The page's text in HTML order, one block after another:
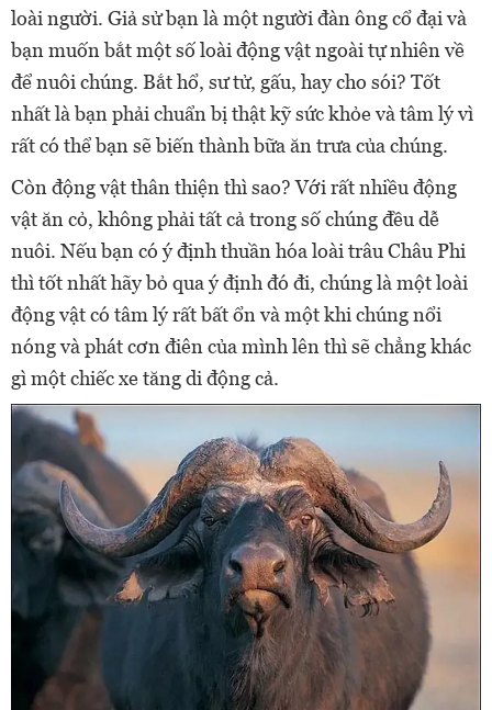
loài người. Giả sử bạn là một người đàn ông cổ đại và
bạn muốn bắt một số loài động vật ngoài tự nhiên về
để nuôi chúng. Bắt hổ, sư tử, gấu, hay cho sói? Tốt
nhất là bạn phải chuẩn bị thật kỹ sức khỏe và tâm lý vì
rất có thể bạn sẽ biến thành bữa ăn trưa của chúng.
Còn động vật thân thiện thì sao? Với rất nhiều động
vật ăn cỏ, không phải tất cả trong số chúng đều dễ
nuôi. Nếu bạn có ý định thuần hóa loài trâu Châu Phi
thì tốt nhất hãy bỏ qua ý định đó đi, chúng là một loài
động vật có tâm lý rất bất ổn và một khi chúng nổi
nóng và phát cơn điên của mình lên thì sẽ chẳng khác
gì một chiếc xe tăng di động cả.